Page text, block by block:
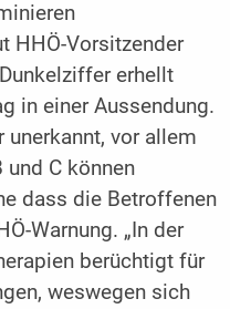
HHÖ-Vorsitzender
erhellt
in einer Aussendung.
unerkannt, vor allem
C können
dass die Betroffenen
Warnung. „In der
berüchtigt für
weswegen sich